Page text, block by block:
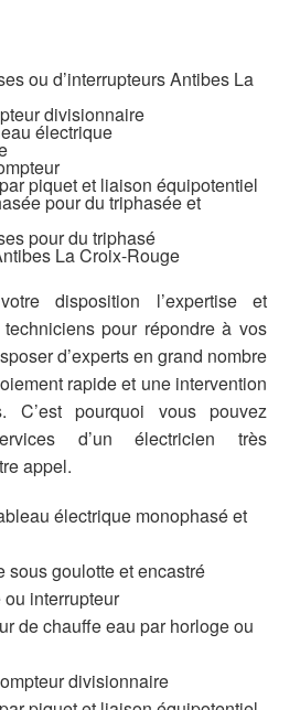
ou d’interrupteurs Antibes La
divisionnaire
électrique
piquet et liaison équipotentiel
pour du triphasée et
pour du triphasé
La Croix-Rouge
disposition l’expertise et
pour répondre à vos
d’experts en grand nombre
rapide et une intervention
C’est pourquoi vous pouvez
d’un électricien très
appel.
électrique monophasé et
sous goulotte et encastré
interrupteur
de chauffe eau par horloge ou
divisionnaire